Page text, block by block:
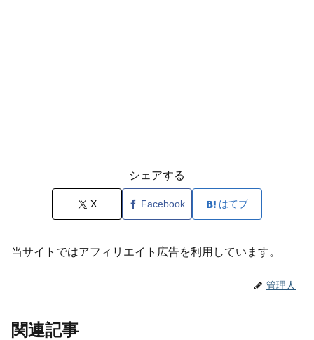
シェアする
X Facebook はてブ
当サイトではアフィリエイト広告を利用しています。
管理人
関連記事